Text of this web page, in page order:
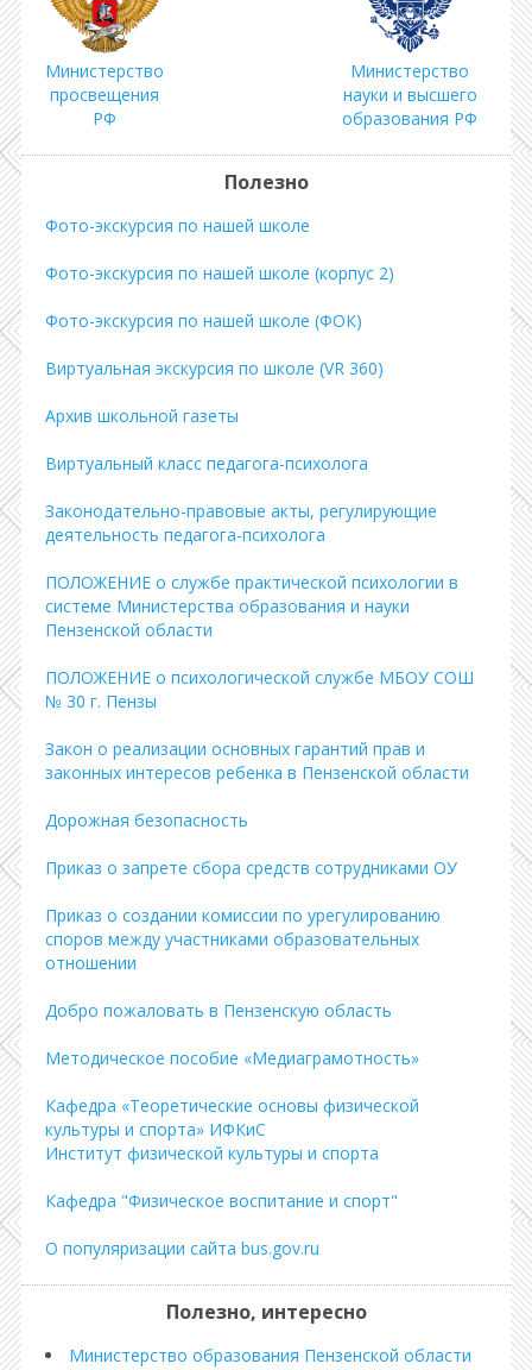
Министерство
просвещения
РФ
Министерство
науки и высшего
образования РФ
Полезно
Фото-экскурсия по нашей школе
Фото-экскурсия по нашей школе (корпус 2)
Фото-экскурсия по нашей школе (ФОК)
Виртуальная экскурсия по школе (VR 360)
Архив школьной газеты
Виртуальный класс педагога-психолога
Законодательно-правовые акты, регулирующие
деятельность педагога-психолога
ПОЛОЖЕНИЕ о службе практической психологии в
системе Министерства образования и науки
Пензенской области
ПОЛОЖЕНИЕ о психологической службе МБОУ СОШ
№ 30 г. Пензы
Закон о реализации основных гарантий прав и
законных интересов ребенка в Пензенской области
Дорожная безопасность
Приказ о запрете сбора средств сотрудниками ОУ
Приказ о создании комиссии по урегулированию
споров между участниками образовательных
отношении
Добро пожаловать в Пензенскую область
Методическое пособие «Медиаграмотность»
Кафедра «Теоретические основы физической
культуры и спорта» ИФКиС
Институт физической культуры и спорта
Кафедра "Физическое воспитание и спорт"
О популяризации сайта bus.gov.ru
Полезно, интересно
Министерство образования Пензенской области